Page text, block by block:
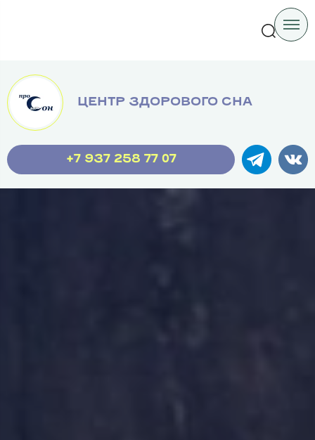
ЦЕНТР ЗДОРОВОГО СНА
+7 937 258 77 07